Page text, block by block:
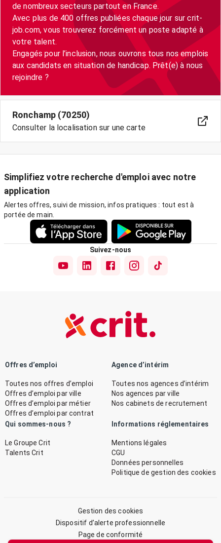
de nombreux secteurs partout en France.
Avec plus de 400 offres publiées chaque jour sur crit-
job.com, vous trouverez forcément un poste adapté à
votre talent.
Engagés pour l’inclusion, nous ouvrons tous nos emplois
aux candidats en situation de handicap. Prêt(e) à nous
Ronchamp (70250)
Consulter la localisation sur une carte
Simplifiez votre recherche d'emploi avec notre
application
Alertes offres, suivi de mission, infos pratiques : tout est à
portée de main.
Suivez-nous
Offres d’emploi
Toutes nos offres d’emploi
Offres d’emploi par ville
Offres d’emploi par métier
Offres d’emploi par contrat
Agence d’intérim
Toutes nos agences d’intérim
Nos agences par ville
Nos cabinets de recrutement
Qui sommes-nous ?
Le Groupe Crit
Talents Crit
Informations réglementaires
Mentions légales
CGU
Données personnelles
Politique de gestion des cookies
Gestion des cookies
Dispositif d’alerte professionnelle
Page de conformité